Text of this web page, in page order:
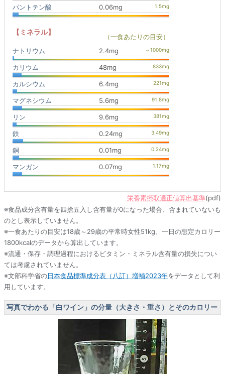
パントテン酸 0.06mg
【ミネラル】
（一食あたりの目安）
ナトリウム
2.4mg
カリウム 48mg
カルシウム 6.4mg
マグネシウム 5.6mg
リン 9.6mg
鉄 0.24mg
銅 0.01mg
マンガン 0.07mg
栄養素摂取適正値算出基準(pdf)
※食品成分含有量を四捨五入し含有量が0になった場合、含まれていないも
のとし表示していません。
※一食あたりの目安は18歳～29歳の平常時女性51kg、一日の想定カロリー
1800kcalのデータから算出しています。
※流通・保存・調理過程におけるビタミン・ミネラル含有量の損失につい
ては考慮されていません。
※文部科学省の日本食品標準成分表（八訂）増補2023年をデータとして利
用しています。
写真でわかる「白ワイン」の分量（大きさ・重さ）とそのカロリー